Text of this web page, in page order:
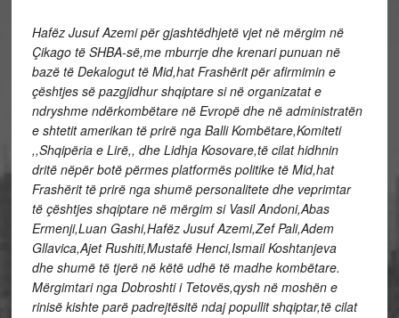
Hafëz Jusuf Azemi për gjashtëdhjetë vjet në mërgim në
Çikago të SHBA-së,me mburrje dhe krenari punuan në
bazë të Dekalogut të Mid,hat Frashërit për afirmimin e
çështjes së pazgjidhur shqiptare si në organizatat e
ndryshme ndërkombëtare në Evropë dhe në administratën
e shtetit amerikan të prirë nga Balli Kombëtare,Komiteti
,,Shqipëria e Lirë,, dhe Lidhja Kosovare,të cilat hidhnin
dritë nëpër botë përmes platformës politike të Mid,hat
Frashërit të prirë nga shumë personalitete dhe veprimtar
të çështjes shqiptare në mërgim si Vasil Andoni,Abas
Ermenji,Luan Gashi,Hafëz Jusuf Azemi,Zef Pali,Adem
Gllavica,Ajet Rushiti,Mustafë Henci,Ismail Koshtanjeva
dhe shumë të tjerë në këtë udhë të madhe kombëtare.
Mërgimtari nga Dobroshti i Tetovës,qysh në moshën e
rinisë kishte parë padrejtësitë ndaj popullit shqiptar,të cilat